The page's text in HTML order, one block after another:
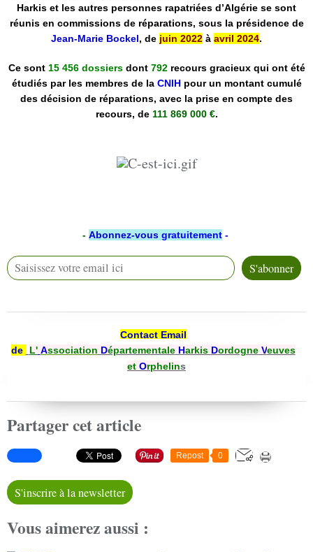
Harkis et les autres personnes rapatriées d’Algérie se sont
réunis en commissions de réparations, sous la présidence de
Jean-Marie Bockel, de juin 2022 à avril 2024.
Ce sont 15 456 dossiersdont 792recours gracieux qui ont été
étudiés par les membres de la CNIHpour un montant cumulé
des décision de réparations, avec la prise en compte des
recours, de 111 869 000 €.
- Abonnez-vous gratuitement -
Contact Email
de
L' Association DépartementaleHarkis DordogneVeuves
et Orphelins
Partager cet article
Repost 0
S'inscrire à la newsletter
Vous aimerez aussi :